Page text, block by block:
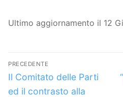
Ultimo aggiornamento il 12
Navigazione
articoli
PRECEDENTE
Articolo
precedente:
Il Comitato delle Parti
ed il contrasto alla